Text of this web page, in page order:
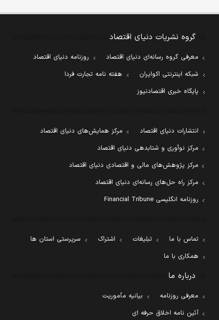
گروه نشریات دنیای اقتصاد
معرفی گروه رسانه‌ای دنیای اقتصاد
روزنامه دنیای اقتصاد
شبکه اینترنتی اکوایران
هفته نامه تجارت فردا
پایگاه خبری اقتصادنیوز
انتشارات دنیای اقتصاد
مرکز همایش‌های دنیای اقتصاد
مرکز نوآوری و شتابدهی دنیای اقتصاد
مرکز پژوهش‌های مالی و اقتصادی دنیای اقتصاد
مرکز راه حل‌های رسانه‌ای دنیای اقتصاد
روزنامه انگلیسی Financial Tribune
تماس با ما تبلیغات اشتراک
سرپرستی استان ها
همکاری با ما
درباره ما
معرفی روزنامه
بیانیه مأموریت
آئین نامه اخلاق حرفه ای